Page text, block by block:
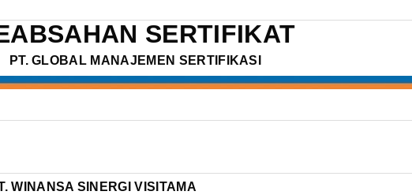
SINERGI
ISO
SERTIFIKAT
PT. GLOBAL MANAJEMEN SERTIFIKASI
WINANSA SINERGI VISITAMA